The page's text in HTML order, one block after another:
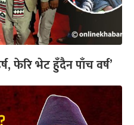
फेरि भेट हुँदैन पाँच वर्ष’